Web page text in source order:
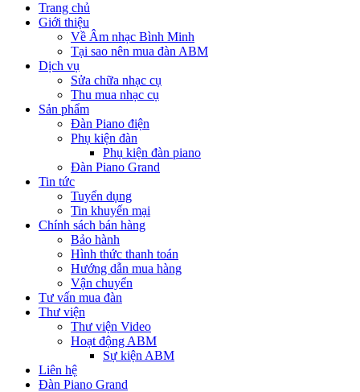
Trang chủ
Giới thiệu
Về Âm nhạc Bình Minh
Tại sao nên mua đàn ABM
Dịch vụ
Sửa chữa nhạc cụ
Thu mua nhạc cụ
Sản phẩm
Đàn Piano điện
Phụ kiện đàn
Phụ kiện đàn piano
Đàn Piano Grand
Tin tức
Tuyển dụng
Tin khuyến mại
Chính sách bán hàng
Bảo hành
Hình thức thanh toán
Hướng dẫn mua hàng
Vận chuyển
Tư vấn mua đàn
Thư viện
Thư viện Video
Hoạt động ABM
Sự kiện ABM
Liên hệ
Đàn Piano Grand